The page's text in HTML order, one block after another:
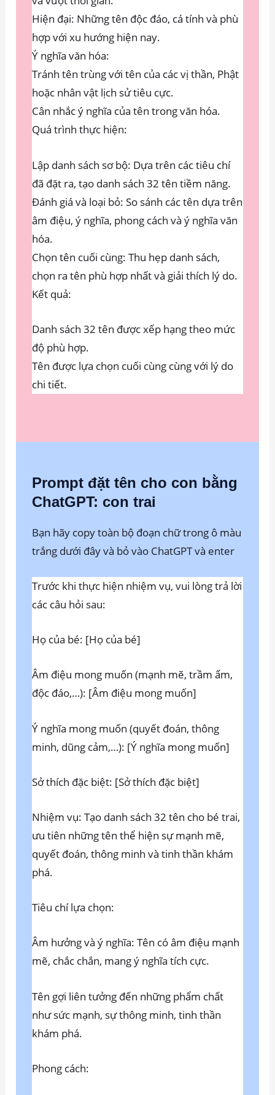
Hiện đại: Những tên độc đáo, cá tính và phù
hợp với xu hướng hiện nay.
Ý nghĩa văn hóa:
Tránh tên trùng với tên của các vị thần, Phật
hoặc nhân vật lịch sử tiêu cực.
Cân nhắc ý nghĩa của tên trong văn hóa.
Quá trình thực hiện:
Lập danh sách sơ bộ: Dựa trên các tiêu chí
đã đặt ra, tạo danh sách 32 tên tiềm năng.
Đánh giá và loại bỏ: So sánh các tên dựa trên
âm điệu, ý nghĩa, phong cách và ý nghĩa văn
hóa.
Chọn tên cuối cùng: Thu hẹp danh sách,
chọn ra tên phù hợp nhất và giải thích lý do.
Kết quả:
Danh sách 32 tên được xếp hạng theo mức
độ phù hợp.
Tên được lựa chọn cuối cùng cùng với lý do
chi tiết.
Prompt đặt tên cho con bằng
ChatGPT: con trai
Bạn hãy copy toàn bộ đoạn chữ trong ô màu
trắng dưới đây và bỏ vào ChatGPT và enter
Trước khi thực hiện nhiệm vụ, vui lòng trả lời
các câu hỏi sau:
Họ của bé: [Họ của bé]
Âm điệu mong muốn (mạnh mẽ, trầm ấm,
độc đáo,…): [Âm điệu mong muốn]
Ý nghĩa mong muốn (quyết đoán, thông
minh, dũng cảm,…): [Ý nghĩa mong muốn]
Sở thích đặc biệt: [Sở thích đặc biệt]
Nhiệm vụ: Tạo danh sách 32 tên cho bé trai,
ưu tiên những tên thể hiện sự mạnh mẽ,
quyết đoán, thông minh và tinh thần khám
phá.
Tiêu chí lựa chọn:
Âm hưởng và ý nghĩa: Tên có âm điệu mạnh
mẽ, chắc chắn, mang ý nghĩa tích cực.
Tên gợi liên tưởng đến những phẩm chất
như sức mạnh, sự thông minh, tinh thần
khám phá.
Phong cách: